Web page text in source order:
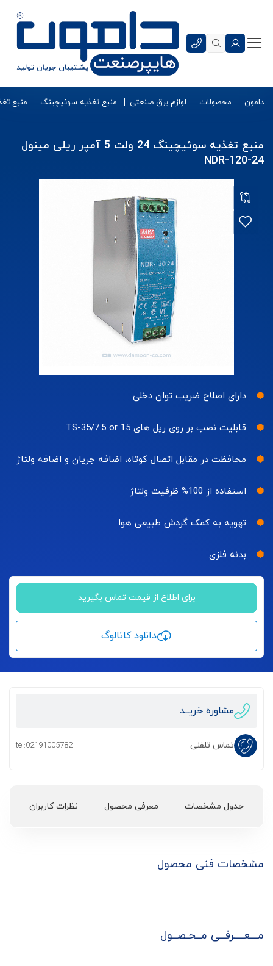
دامون محصولات لوازم برق صنعتی منبع تغذیه سوئیچینگ منبع
منبع تغذیه سوئیچینگ 24 ولت 5 آمپر ریلی مینول
NDR-120-24
دارای اصلاح ضریب توان دخلی
قابلیت نصب بر روی ریل های TS-35/7.5 or 15
محافظت در مقابل اتصال کوتاه، اضافه جریان و اضافه ولتاژ
استفاده از 100% ظرفیت ولتاژ
تهویه به کمک گردش طبیعی هوا
بدنه فلزی
برای اطلاع از قیمت تماس بگیرید
دانلود کاتالوگ
مشاوره خریــد
تماس تلفنی tel:02191005782
جدول مشخصات معرفی محصول نظرات کاربران
مشخصات فنی محصول
مـــعــــرفــی مــحـصــول